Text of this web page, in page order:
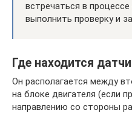
встречаться в
выполнить проверку и
Где находится
Он располагается между
на блоке двигателя (если
направлению со стороны